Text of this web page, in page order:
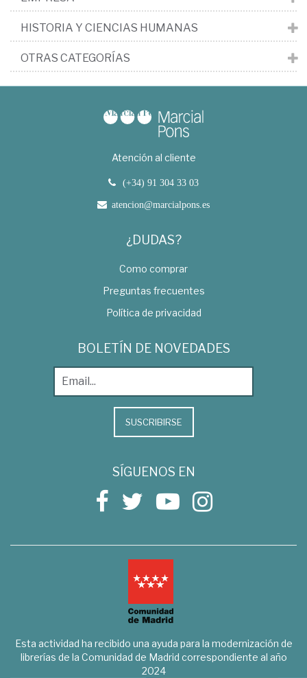
HISTORIA Y CIENCIAS HUMANAS
OTRAS CATEGORÍAS
Atención al cliente
(+34) 91 304 33 03
atencion@marcialpons.es
¿DUDAS?
Como comprar
Preguntas frecuentes
Política de privacidad
BOLETÍN DE NOVEDADES
SUSCRIBIRSE
SÍGUENOS EN
Esta actividad ha recibido una ayuda para la modernización de
librerías de la Comunidad de Madrid correspondiente al año
2024